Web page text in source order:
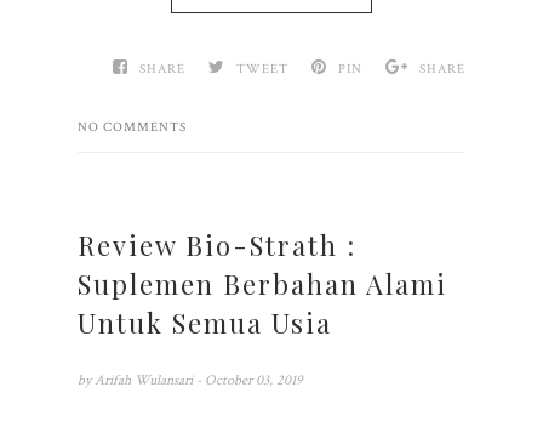
SHARE TWEET PIN SHARE
NO COMMENTS
Review Bio-Strath :
Suplemen Berbahan Alami
Untuk Semua Usia
by Arifah Wulansari - October 03, 2019